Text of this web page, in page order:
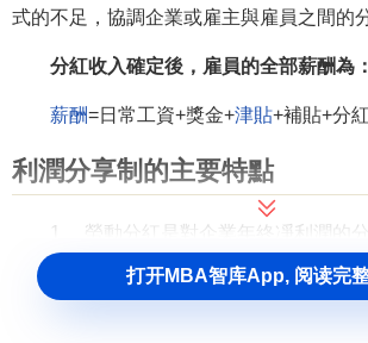
式的不足，協調企業或雇主與雇員之間的
分紅收入確定後，雇員的全部薪酬為：
薪酬=日常工資+獎金+津貼+補貼+分
利潤分享制的主要特點
1、 勞動分紅是對企業年終凈利潤的分
部再分配，一般不進入
工資成本 ；而工資
工成本
生產費用 ，在企業 初次分配
打开MBA智库App, 阅读完